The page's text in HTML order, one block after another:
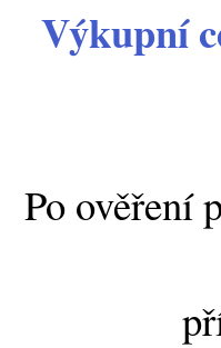
Výkupní
Po ověření